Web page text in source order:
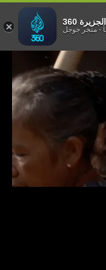
الجزيرة 360
-متجر جوجل